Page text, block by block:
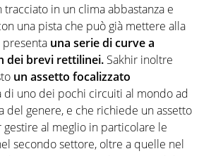
in un clima abbastanza e
una pista che può già mettere alla
presenta una serie di curve a
dei brevi rettilinei. Sakhir inoltre
un assetto focalizzato
di uno dei pochi circuiti al mondo ad
del genere, e che richiede un assetto
al meglio in particolare le
secondo settore, oltre a quelle nel